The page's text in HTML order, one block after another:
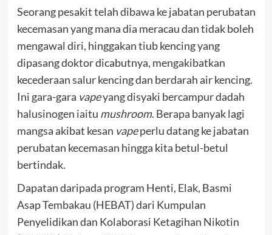
Seorang pesakit telah dibawa ke jabatan perubatan
kecemasan yang mana dia meracau dan tidak boleh
mengawal diri, hinggakan tiub kencing yang
dipasang doktor dicabutnya, mengakibatkan
kecederaan salur kencing dan berdarah air kencing.
Ini gara-gara vapeyang disyaki bercampur dadah
halusinogen iaitu mushroom. Berapa banyak lagi
mangsa akibat kesan vapeperlu datang ke jabatan
perubatan kecemasan hingga kita betul-betul
bertindak.
Dapatan daripada program Henti, Elak, Basmi
Asap Tembakau (HEBAT) dari Kumpulan
Penyelidikan dan Kolaborasi Ketagihan Nikotin